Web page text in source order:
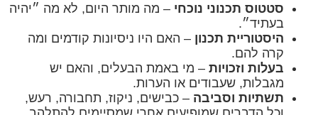
סטטוס תכנוני נוכחי – מה מותר היום, לא מה ״יהיה
בעתיד״.
היסטוריית תכנון – האם היו ניסיונות קודמים ומה
קרה להם.
בעלות וזכויות – מי באמת הבעלים, והאם יש
מגבלות, שעבודים או הערות.
תשתיות וסביבה – כבישים, ניקוז, תחבורה, רעש,